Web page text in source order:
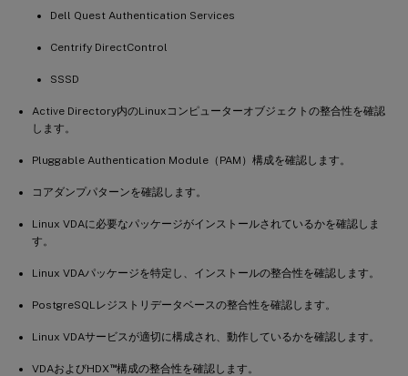
Dell Quest Authentication Services
Centrify DirectControl
SSSD
Active Directory内のLinuxコンピューターオブジェクトの整合性を確認
します。
Pluggable Authentication Module（PAM）構成を確認します。
コアダンプパターンを確認します。
Linux VDAに必要なパッケージがインストールされているかを確認しま
す。
Linux VDAパッケージを特定し、インストールの整合性を確認します。
PostgreSQLレジストリデータベースの整合性を確認します。
Linux VDAサービスが適切に構成され、動作しているかを確認します。
VDAおよびHDX ™構成の整合性を確認します。